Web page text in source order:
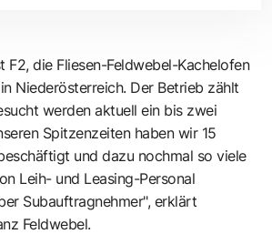
F2, die Fliesen-Feldwebel-Kachelofen
Niederösterreich. Der Betrieb zählt
werden aktuell ein bis zwei
Spitzenzeiten haben wir 15
und dazu nochmal so viele
Leih- und Leasing-Personal
Subauftragnehmer", erklärt
Feldwebel.